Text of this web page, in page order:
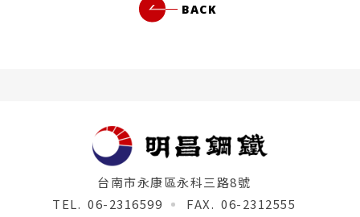
BACK
ADDRESS.
台南市永康區永科三路8號
TEL. 06-2316599 FAX. 06-2312555